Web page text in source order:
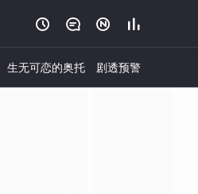
   
生无可恋的奥托 剧透预警